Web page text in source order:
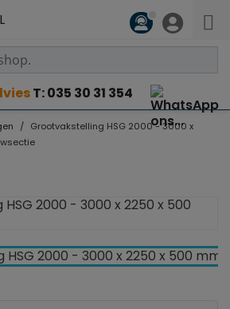
T: 035 30 31 354
Grootvakstelling HSG 2000 - 3000 x